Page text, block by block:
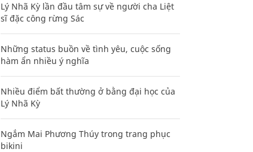
Lý Nhã Kỳ lần đầu tâm sự về người cha Liệt
sĩ đặc công rừng Sác
Những status buồn về tình yêu, cuộc sống
hàm ẩn nhiều ý nghĩa
Nhiều điểm bất thường ở bằng đại học của
Lý Nhã Kỳ
Ngắm Mai Phương Thúy trong trang phục
bikini